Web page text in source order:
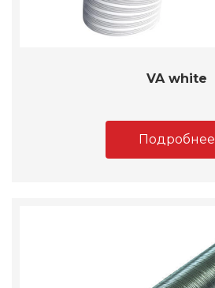
VA white
Подробнее